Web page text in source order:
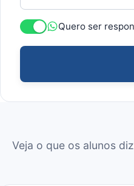
Quero ser
Veja o que os alunos